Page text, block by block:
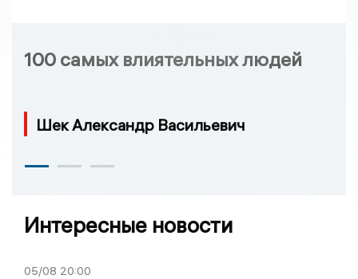
100 самых влиятельных людей
Шек Александр Васильевич
Интересные новости
05/08 20:00